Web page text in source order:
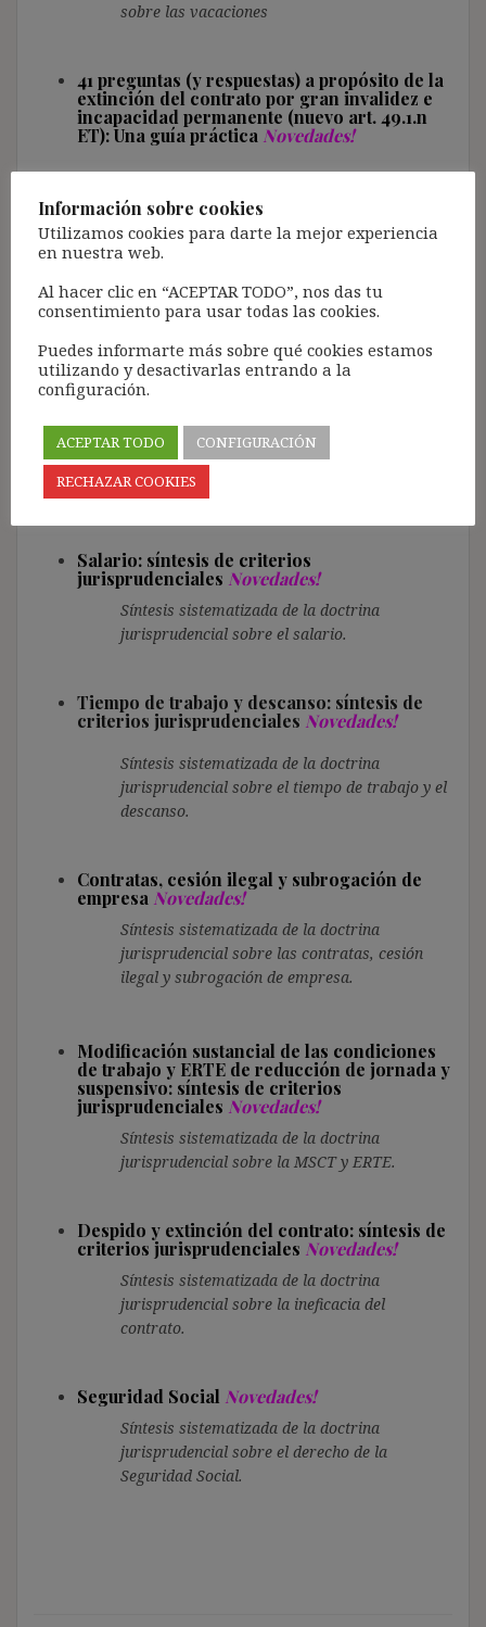
sobre las vacaciones
41 preguntas (y respuestas) a propósito de la
extinción del contrato por gran invalidez e
incapacidad permanente (nuevo art. 49.1.n
ET): Una guía práctica Novedades!
Guía práctica para la aplicación del art. 49.1.n
ET
Síntesis sistematizada de la doctrina
jurisprudencial sobre el teletrabajo.
El contrato fijo-discontinuo y los contratos
Síntesis sistematizada de la doctrina
jurisprudencial sobre la contratación fija-
discontinua y temporal.
Salario: síntesis de criterios
jurisprudenciales Novedades!
Síntesis sistematizada de la doctrina
jurisprudencial sobre el salario.
Tiempo de trabajo y descanso: síntesis de
criterios jurisprudenciales Novedades!
Síntesis sistematizada de la doctrina
jurisprudencial sobre el tiempo de trabajo y el
descanso.
Contratas, cesión ilegal y subrogación de
empresa Novedades!
Síntesis sistematizada de la doctrina
jurisprudencial sobre las contratas, cesión
ilegal y subrogación de empresa.
Modificación sustancial de las condiciones
de trabajo y ERTE de reducción de jornada y
suspensivo: síntesis de criterios
jurisprudenciales Novedades!
Síntesis sistematizada de la doctrina
jurisprudencial sobre la MSCT y ERTE.
Despido y extinción del contrato: síntesis de
criterios jurisprudenciales Novedades!
Síntesis sistematizada de la doctrina
jurisprudencial sobre la ineficacia del
contrato.
Seguridad Social Novedades!
Síntesis sistematizada de la doctrina
jurisprudencial sobre el derecho de la
Seguridad Social.
Información sobre cookies
Utilizamos cookies para darte la mejor experiencia
en nuestra web.
Al hacer clic en “ACEPTAR TODO”, nos das tu
consentimiento para usar todas las cookies.
Puedes informarte más sobre qué cookies estamos
utilizando y desactivarlas entrando a la
configuración.
ACEPTAR TODO
CONFIGURACIÓN
RECHAZAR COOKIES